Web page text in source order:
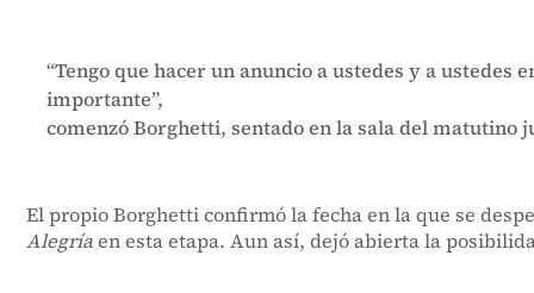
“Tengo que hacer un anuncio a ustedes y a
importante”,
comenzó Borghetti, sentado en la sala del matutino
El propio Borghetti confirmó la fecha en la que se
Alegríaen esta etapa. Aun así, dejó abierta la